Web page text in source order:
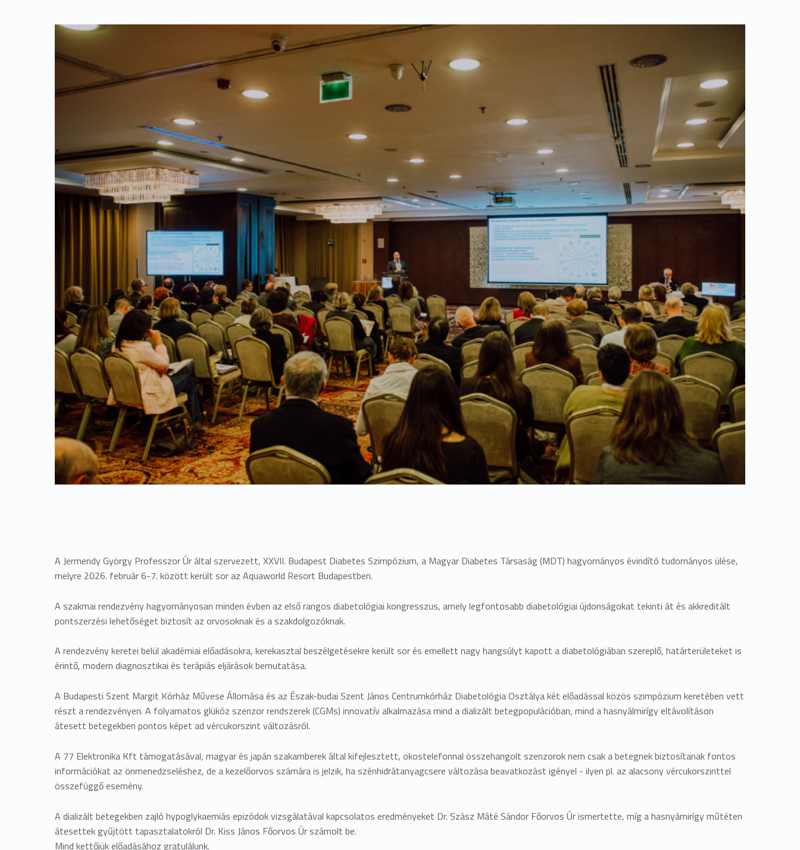
A Jermendy György Professzor Úr által szervezett, XXVII. Budapest Diabetes Szimpózium, a Magyar Diabetes Társaság (MDT) hagyományos évindító tudományos ülése,
melyre 2026. február 6-7. között került sor az Aquaworld Resort Budapestben.
A szakmai rendezvény hagyományosan minden évben az első rangos diabetológiai kongresszus, amely legfontosabb diabetológiai újdonságokat tekinti át és akkreditált
pontszerzési lehetőséget biztosít az orvosoknak és a szakdolgozóknak.
A rendezvény keretei belül akadémiai előadásokra, kerekasztal beszélgetésekre került sor és emellett nagy hangsúlyt kapott a diabetológiában szereplő, határterületeket is
érintő, modern diagnosztikai és terápiás eljárások bemutatása.
A Budapesti Szent Margit Kórház Művese Állomása és az Észak-budai Szent János Centrumkórház Diabetológia Osztálya két előadással közös szimpózium keretében vett
részt a rendezvényen. A folyamatos glükóz szenzor rendszerek (CGMs) innovatív alkalmazása mind a dializált betegpopulációban, mind a hasnyálmirígy eltávolításon
átesett betegekben pontos képet ad vércukorszint változásról.
A 77 Elektronika Kft támogatásával, magyar és japán szakamberek által kifejlesztett, okostelefonnal összehangolt szenzorok nem csak a betegnek biztosítanak fontos
információkat az önmenedzseléshez, de a kezelőorvos számára is jelzik, ha szénhidrátanyagcsere változása beavatkozást igényel - ilyen pl. az alacsony vércukorszinttel
összefüggő esemény.
A dializált betegekben zajló hypoglykaemiás epizódok vizsgálatával kapcsolatos eredményeket Dr. Szász Máté Sándor Főorvos Úr ismertette, míg a hasnyámirígy műtéten
átesettek gyűjtött tapasztalatokról Dr. Kiss János Főorvos Úr számolt be.
Mind kettőjük előadásához gratulálunk.